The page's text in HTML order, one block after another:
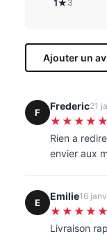
1★ 3
Ajouter un
F
Frederic21
★★★★★
Rien a
envier aux
E
Emilie16
★★★★★
Livraison